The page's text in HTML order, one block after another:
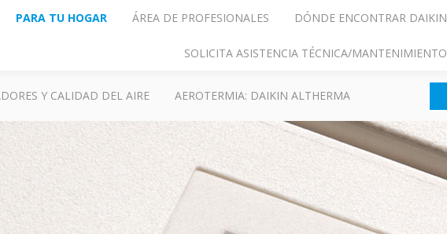
PARA TU HOGAR ÁREA DE PROFESIONALES DÓNDE ENCONTRAR DAIKIN
SOLICITA ASISTENCIA TÉCNICA/MANTENIMIENTO
Y CALIDAD DEL AIRE AEROTERMIA: DAIKIN ALTHERMA